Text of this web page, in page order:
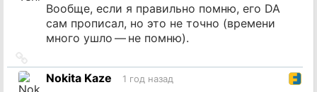
Вообще, если я правильно помню, его DA
сам прописал, но это не точно (времени
много ушло — не помню).
на
источник
Nokita Kaze 1 год назад